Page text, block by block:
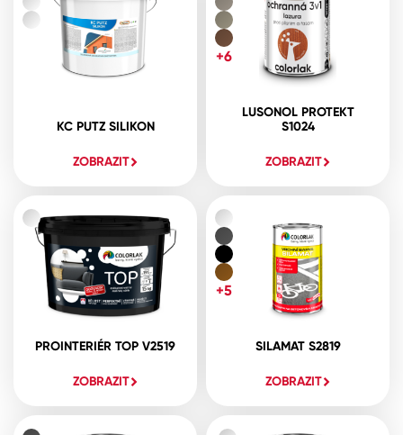
KC PUTZ SILIKON
ZOBRAZIT
LUSONOL PROTEKT
S1024
ZOBRAZIT
+6
PROINTERIÉR TOP V2519
ZOBRAZIT
SILAMAT S2819
ZOBRAZIT
+5